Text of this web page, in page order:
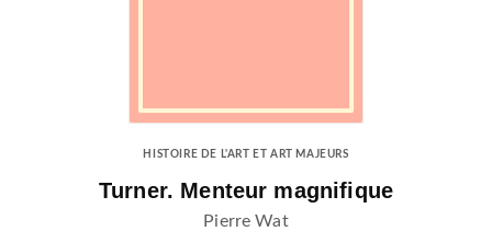
HISTOIRE DE L'ART ET ART MAJEURS
Turner. Menteur magnifique
Pierre Wat